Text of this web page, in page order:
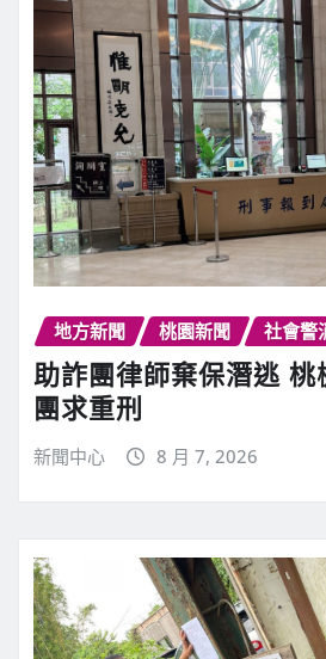
地方新聞 桃園新聞 社會警
助詐團律師棄保潛逃 桃
團求重刑
新聞中心 8 月 7, 2026